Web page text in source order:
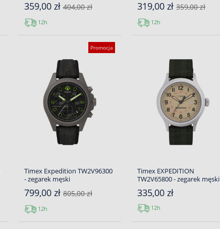
359,00 zł 404,00 zł
12h
319,00 zł359,00 zł
12h
Promocja
Timex Expedition TW2V96300
- zegarek męski
799,00 zł 805,00 zł
12h
Timex EXPEDITION
TW2V65800 - zegarek męski
335,00 zł
12h